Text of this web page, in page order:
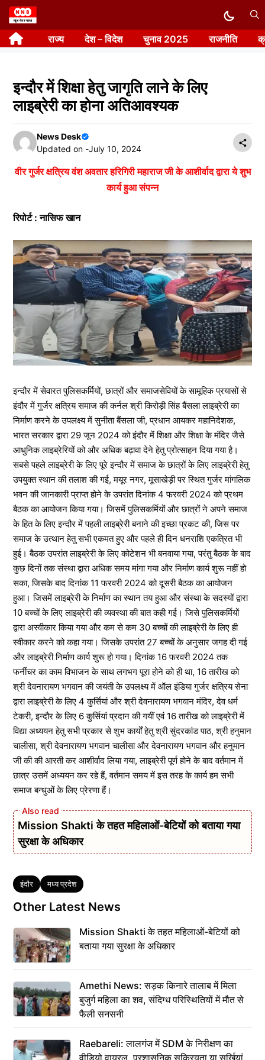
Skip
to
content राज्य देश – विदेश चुनाव 2025 राजनीति
इन्दौर में शिक्षा हेतु जागृति लाने के लिए
लाइब्रेरी का होना अतिआवश्यक
News Desk
Updated on -July 10, 2024
वीर गुर्जर क्षत्रिय वंश अवतार हरिगिरी महाराज जी के आशीर्वाद द्वारा ये शुभ
कार्य हुआ संपन्न
रिपोर्ट : नासिफ खान
इन्दौर में सेवारत पुलिसकर्मियों, छात्रों और समाजसेवियों के सामूहिक प्रयासों से
इंदौर में गुर्जर क्षत्रिय समाज की कर्नल श्री किरोड़ी सिंह बैंसला लाइब्रेरी का
निर्माण करने के उपलक्ष्य में सुनीता बैंसला जी, प्रधान आयकर महानिदेशक,
भारत सरकार द्वारा 29 जून 2024 को इंदौर में शिक्षा और शिक्षा के मंदिर जैसे
आधुनिक लाइब्रेरियों को और अधिक बढ़ावा देने हेतु प्रोत्साहन दिया गया है।
सबसे पहले लाइब्रेरी के लिए पूरे इन्दौर में समाज के छात्रों के लिए लाइब्रेरी हेतु
उपयुक्त स्थान की तलाश की गई, मयूर नगर, मूसाखेड़ी पर स्थित गुर्जर मांगलिक
भवन की जानकारी प्राप्त होने के उपरांत दिनांक 4 फरवरी 2024 को प्रथम
बैठक का आयोजन किया गया। जिसमें पुलिसकर्मियों और छात्रों ने अपने समाज
के हित के लिए इन्दौर में पहली लाइब्रेरी बनाने की इच्छा प्रकट की, जिस पर
समाज के उत्थान हेतु सभी एकमत हुए और पहले ही दिन धनराशि एकत्रित भी
हुई। बैठक उपरांत लाइब्रेरी के लिए कोटेशन भी बनवाया गया, परंतु बैठक के बाद
कुछ दिनों तक संस्था द्वारा अधिक समय मांगा गया और निर्माण कार्य शुरू नहीं हो
सका, जिसके बाद दिनांक 11 फरवरी 2024 को दूसरी बैठक का आयोजन
हुआ। जिसमें लाइब्रेरी के निर्माण का स्थान तय हुआ और संस्था के सदस्यों द्वारा
10 बच्चों के लिए लाइब्रेरी की व्यवस्था की बात कही गई। जिसे पुलिसकर्मियों
द्वारा अस्वीकार किया गया और कम से कम 30 बच्चों की लाइब्रेरी के लिए ही
स्वीकार करने को कहा गया। जिसके उपरांत 27 बच्चों के अनुसार जगह दी गई
और लाइब्रेरी निर्माण कार्य शुरू हो गया। दिनांक 16 फरवरी 2024 तक
फर्नीचर का काम विभाजन के साथ लगभग पूरा होने को ही था, 16 तारीख को
श्री देवनारायण भगवान की जयंती के उपलक्ष्य में ऑल इंडिया गुर्जर क्षत्रिय सेना
द्वारा लाइब्रेरी के लिए 4 कुर्सियां और श्री देवनारायण भगवान मंदिर, देव धर्म
टेकरी, इन्दौर के लिए 6 कुर्सियां प्रदान की गयीं एवं 16 तारीख को लाइब्रेरी में
विद्या अध्ययन हेतु सभी प्रकार से शुभ कार्यों हेतु श्री सुंदरकांड पाठ, श्री हनुमान
चालीसा, श्री देवनारायण भगवान चालीसा और देवनारायण भगवान और हनुमान
जी की की आरती कर आशीर्वाद लिया गया, लाइब्रेरी पूर्ण होने के बाद वर्तमान में
छात्र उसमें अध्ययन कर रहे हैं, वर्तमान समय में इस तरह के कार्य हम सभी
समाज बन्धुओं के लिए प्रेरणा हैं।
Mission Shakti के तहत महिलाओं-बेटियों को बताया गया
सुरक्षा के अधिकार
Tags
इंदौर मध्य प्रदेश
Other Latest News
Mission Shakti के तहत महिलाओं-बेटियों को
बताया गया सुरक्षा के अधिकार
Amethi News: सड़क किनारे तालाब में मिला
बुजुर्ग महिला का शव, संदिग्ध परिस्थितियों में मौत से
फैली सनसनी
Raebareli: लालगंज में SDM के निरीक्षण का
वीडियो वायरल, प्रशासनिक सक्रियता या सुर्खियां